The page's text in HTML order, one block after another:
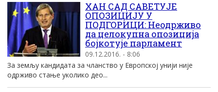
ХАН САД САВЕТУЈЕ
ОПОЗИЦИЈУ У
ПОДГОРИЦИ: Неодрживо
да целокупна опозиција
бојкотује парламент
09.12.2016. - 8:06
За земљу кандидата за чланство у Европској унији није
одрживо стање уколико део...